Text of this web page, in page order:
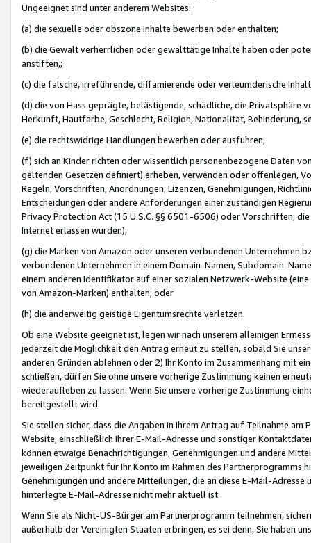
Ungeeignet sind unter anderem Websites:
(a) die sexuelle oder obszöne Inhalte bewerben oder enthalten;
(b) die Gewalt verherrlichen oder gewalttätige Inhalte haben oder
anstiften,;
(c) die falsche, irreführende, diffamierende oder verleumderische
(d) die von Hass geprägte, belästigende, schädliche, die Privatsphäre
Herkunft, Hautfarbe, Geschlecht, Religion, Nationalität, Behinderung,
(e) die rechtswidrige Handlungen bewerben oder ausführen;
(f) sich an Kinder richten oder wissentlich personenbezogene Daten
geltenden Gesetzen definiert) erheben, verwenden oder offenlegen,
Regeln, Vorschriften, Anordnungen, Lizenzen, Genehmigungen,
Entscheidungen oder andere Anforderungen einer zuständigen
Privacy Protection Act (15 U.S.C. §§ 6501-6506) oder Vorschriften,
Internet erlassen wurden);
(g) die Marken von Amazon oder unseren verbundenen Unternehmen
verbundenen Unternehmen in einem Domain-Namen, Subdomain-
einem anderen Identifikator auf einer sozialen Netzwerk-Website
von Amazon-Marken) enthalten; oder
(h) die anderweitig geistige Eigentumsrechte verletzen.
Ob eine Website geeignet ist, legen wir nach unserem alleinigen
jederzeit die Möglichkeit den Antrag erneut zu stellen, sobald Sie
anderen Gründen ablehnen oder 2) Ihr Konto im Zusammenhang mit
schließen, dürfen Sie ohne unsere vorherige Zustimmung keinen
wiederaufleben zu lassen. Wenn Sie unsere vorherige Zustimmung
bereitgestellt wird.
Sie stellen sicher, dass die Angaben in Ihrem Antrag auf Teilnahme
Website, einschließlich Ihrer E-Mail-Adresse und sonstiger
können etwaige Benachrichtigungen, Genehmigungen und andere
jeweiligen Zeitpunkt für Ihr Konto im Rahmen des Partnerprogramms
Genehmigungen und andere Mitteilungen, die an diese E-Mail-
hinterlegte E-Mail-Adresse nicht mehr aktuell ist.
Wenn Sie als Nicht-US-Bürger am Partnerprogramm teilnehmen,
außerhalb der Vereinigten Staaten erbringen, es sei denn, Sie haben